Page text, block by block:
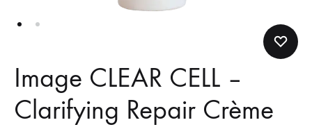
Image CLEAR CELL –
Clarifying Repair Crème